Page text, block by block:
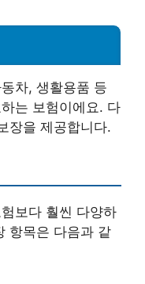
차, 생활용품 등
는 보험이에요. 다
장을 제공합니다.
보다 훨씬 다양하
항목은 다음과 같